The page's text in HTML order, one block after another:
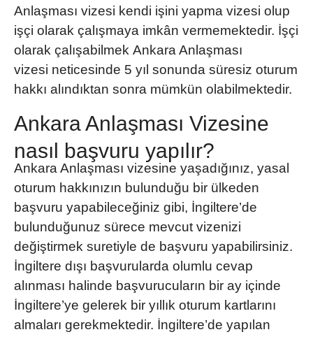
Anlaşması vizesi kendi işini yapma vizesi olup
işçi olarak çalışmaya imkân vermemektedir. İşçi
olarak çalışabilmek Ankara Anlaşması
vizesi neticesinde 5 yıl sonunda süresiz oturum
hakkı alındıktan sonra mümkün olabilmektedir.
Ankara Anlaşması Vizesine
nasıl başvuru yapılır?
Ankara Anlaşması vizesine yaşadığınız, yasal
oturum hakkınızın bulunduğu bir ülkeden
başvuru yapabileceğiniz gibi, İngiltere’de
bulunduğunuz sürece mevcut vizenizi
değiştirmek suretiyle de başvuru yapabilirsiniz.
İngiltere dışı başvurularda olumlu cevap
alınması halinde başvurucuların bir ay içinde
İngiltere’ye gelerek bir yıllık oturum kartlarını
almaları gerekmektedir. İngiltere’de yapılan